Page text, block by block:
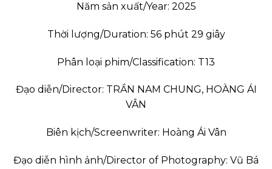
Năm sản xuất/Year: 2025
Thời lượng/Duration: 56 phút 29 giây
Phân loại phim/Classification: T13
Đạo diễn/Director: TRẦN NAM CHUNG, HOÀNG ÁI
VÂN
Biên kịch/Screenwriter: Hoàng Ái Vân
Đạo diễn hình ảnh/Director of Photography: Vũ Bá